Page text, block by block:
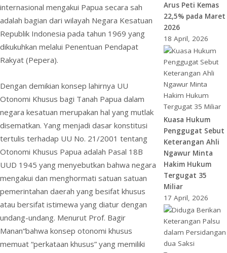
internasional mengakui Papua secara sah
adalah bagian dari wilayah Negara Kesatuan
Republik Indonesia pada tahun 1969 yang
dikukuhkan melalui Penentuan Pendapat
Rakyat (Pepera).
Dengan demikian konsep lahirnya UU
Otonomi Khusus bagi Tanah Papua dalam
negara kesatuan merupakan hal yang mutlak
disematkan. Yang menjadi dasar konstitusi
tertulis terhadap UU No. 21/2001 tentang
Otonomi Khusus Papua adalah Pasal 18B
UUD 1945 yang menyebutkan bahwa negara
mengakui dan menghormati satuan satuan
pemerintahan daerah yang besifat khusus
atau bersifat istimewa yang diatur dengan
undang-undang. Menurut Prof. Bagir
Manan“bahwa konsep otonomi khusus
memuat “perkataan khusus” yang memiliki
Arus Peti Kemas
22,5% pada Maret
2026
18 April, 2026
Kuasa Hukum
Penggugat Sebut
Keterangan Ahli
Ngawur Minta
Hakim Hukum
Tergugat 35
Miliar
17 April, 2026